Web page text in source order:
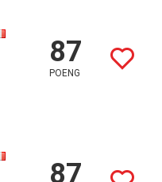
87
POENG
87